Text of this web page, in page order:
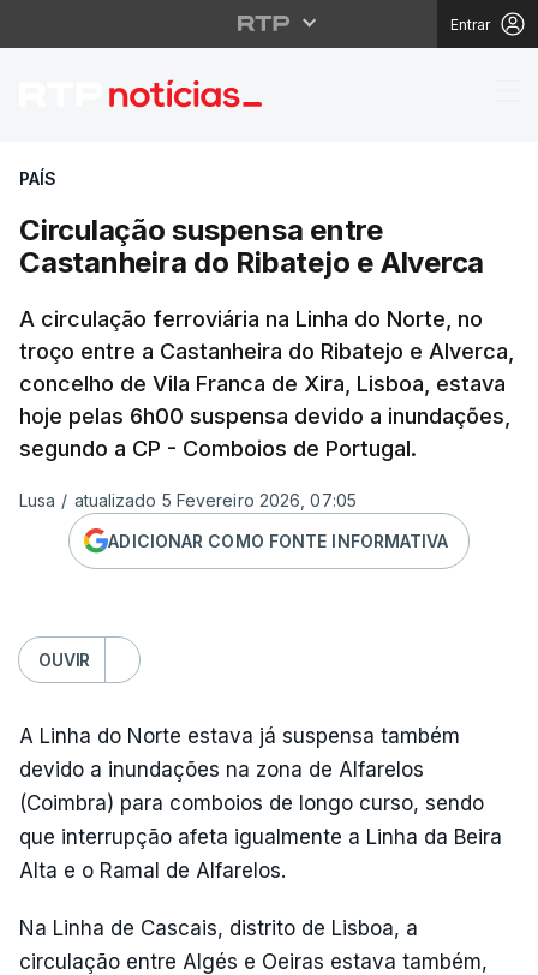
Entrar
Circulação suspensa
PAÍS
Circulação suspensa entre
Castanheira do Ribatejo e Alverca
A circulação ferroviária na Linha do Norte, no
troço entre a Castanheira do Ribatejo e Alverca,
concelho de Vila Franca de Xira, Lisboa, estava
hoje pelas 6h00 suspensa devido a inundações,
segundo a CP - Comboios de Portugal.
Lusa / atualizado 5 Fevereiro 2026, 07:05
ADICIONAR COMO FONTE INFORMATIVA
OUVIR
A Linha do Norte estava já suspensa também
devido a inundações na zona de Alfarelos
(Coimbra) para comboios de longo curso, sendo
que interrupção afeta igualmente a Linha da Beira
Alta e o Ramal de Alfarelos.
Na Linha de Cascais, distrito de Lisboa, a
circulação entre Algés e Oeiras estava também,